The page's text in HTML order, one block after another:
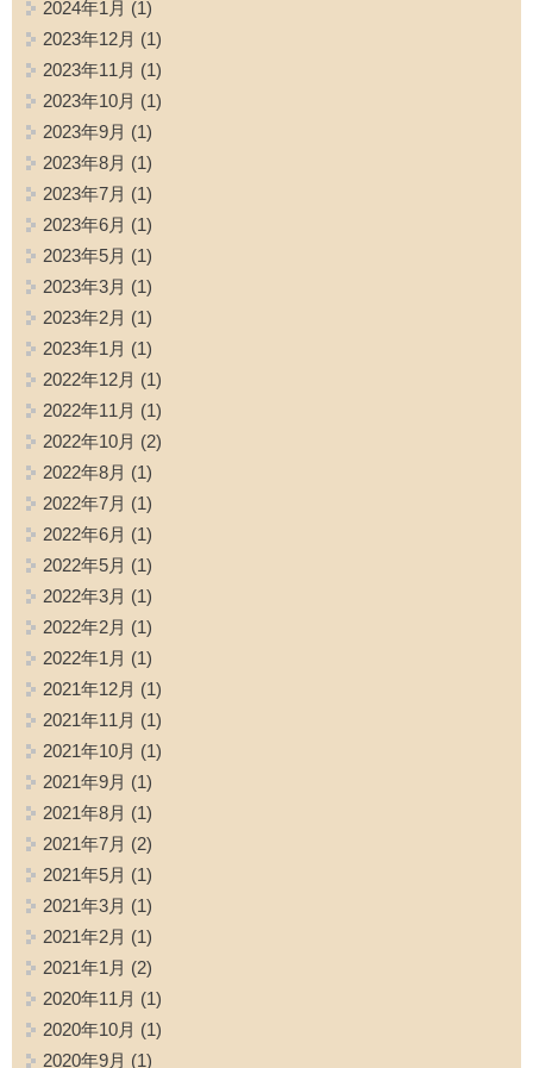
2024年1月 (1)
2023年12月 (1)
2023年11月 (1)
2023年10月 (1)
2023年9月 (1)
2023年8月 (1)
2023年7月 (1)
2023年6月 (1)
2023年5月 (1)
2023年3月 (1)
2023年2月 (1)
2023年1月 (1)
2022年12月 (1)
2022年11月 (1)
2022年10月 (2)
2022年8月 (1)
2022年7月 (1)
2022年6月 (1)
2022年5月 (1)
2022年3月 (1)
2022年2月 (1)
2022年1月 (1)
2021年12月 (1)
2021年11月 (1)
2021年10月 (1)
2021年9月 (1)
2021年8月 (1)
2021年7月 (2)
2021年5月 (1)
2021年3月 (1)
2021年2月 (1)
2021年1月 (2)
2020年11月 (1)
2020年10月 (1)
2020年9月 (1)